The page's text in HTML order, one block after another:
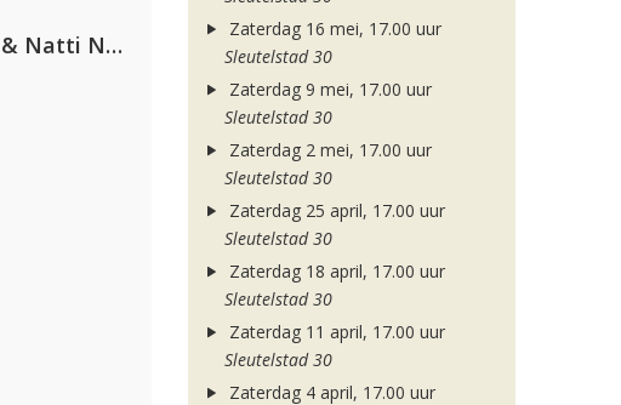
Gabry Ponte, Sean Paul & Natti Natasha
Zaterdag 16 mei, 17.00 uur
Sleutelstad 30
Zaterdag 9 mei, 17.00 uur
Sleutelstad 30
Zaterdag 2 mei, 17.00 uur
Sleutelstad 30
Zaterdag 25 april, 17.00 uur
Sleutelstad 30
Zaterdag 18 april, 17.00 uur
Sleutelstad 30
Zaterdag 11 april, 17.00 uur
Sleutelstad 30
Zaterdag 4 april, 17.00 uur